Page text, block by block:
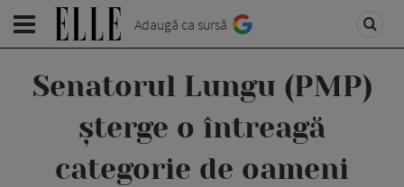
Adaugă ca sursă
Senatorul Lungu (PMP)
șterge o întreagă
categorie de oameni